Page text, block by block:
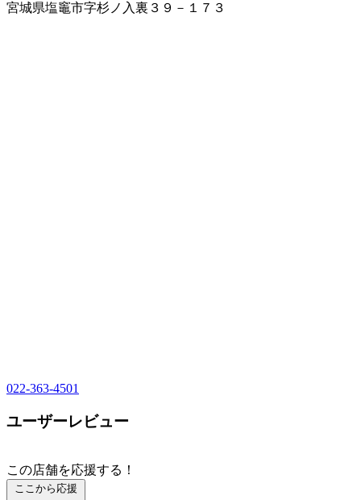
宮城県塩竈市字杉ノ入裏３９－１７３
022-363-4501
ユーザーレビュー
この店舗を応援する！
ここから応援